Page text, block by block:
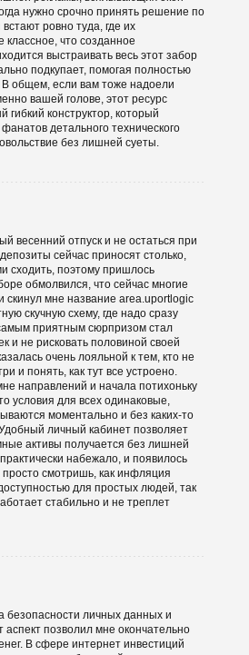
нужно срочно принять решение по
ровно туда, где их
что созданное
выстраивать весь этот забор
подкупает, помогая полностью
В общем, если вам тоже надоели
вашей голове, этот ресурс
конструктор, который
детального технического
без лишней суеты.
весенний отпуск и не остаться при
сейчас приносят столько,
сходить, поэтому пришлось
обмолвился, что сейчас многие
скинул мне название area.uportlogic
скучную схему, где надо сразу
приятным сюрпризом стал
и не рисковать половиной своей
очень лояльной к тем, кто не
и понять, как тут все устроено.
направлений и начала потихоньку
условия для всех одинаковые,
моментально и без каких-то
личный кабинет позволяет
активы получается без лишней
набежало, и появилось
смотришь, как инфляция
для простых людей, так
стабильно и не треплет
безопасности личных данных и
позволил мне окончательно
В сфере интернет инвестиций